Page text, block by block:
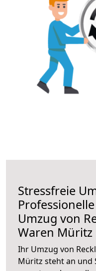
Stressfreie
Umzug von
Waren Müritz
Ihr Umzug von
Müritz steht an und